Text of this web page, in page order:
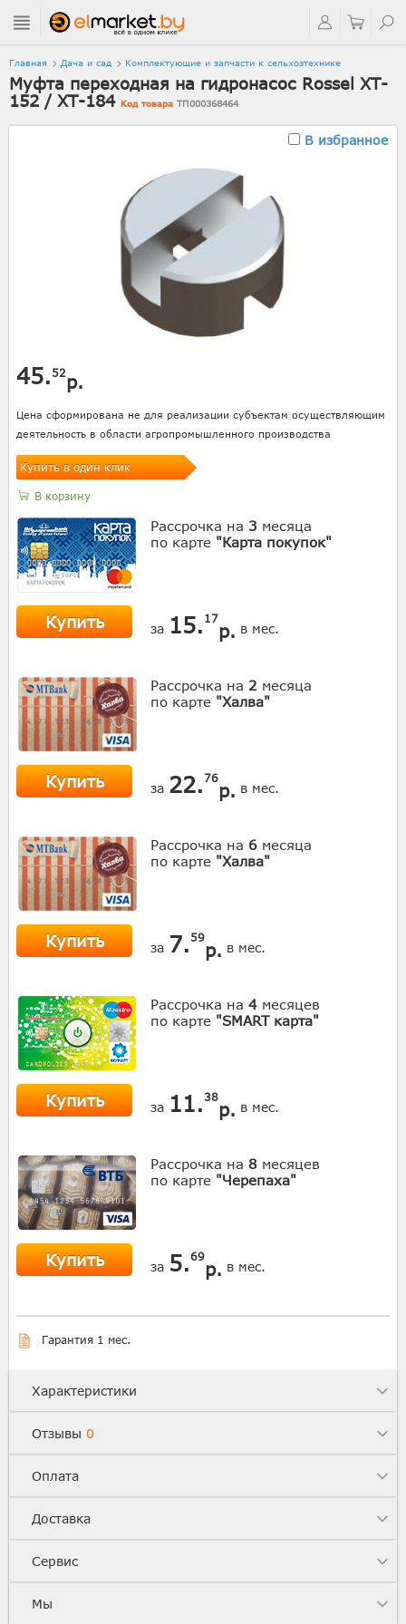
Главная Дача и сад Комплектующие и запчасти к сельхозтехнике
Муфта переходная на гидронасос Rossel XT-
152 / XT-184 Код товара ТП000368464
В избранное
45. 52р.
Цена сформирована не для реализации субъектам осуществляющим
деятельность в области агропромышленного производства
Купить в один клик
В корзину
Рассрочка на 3 месяца
по карте "Карта покупок"
Купить за 15. 17
р. в мес.
Рассрочка на 2 месяца
по карте "Халва"
Купить за 22. 76
р. в мес.
Рассрочка на 6 месяца
по карте "Халва"
Купить за 7. 59
р. в мес.
Рассрочка на 4 месяцев
по карте "SMART карта"
Купить за 11. 38
р. в мес.
Рассрочка на 8 месяцев
по карте "Черепаха"
Купить за 5.69
р. в мес.
Гарантия 1 мес.
Характеристики
Отзывы 0
Оплата
Доставка
Сервис
Мы